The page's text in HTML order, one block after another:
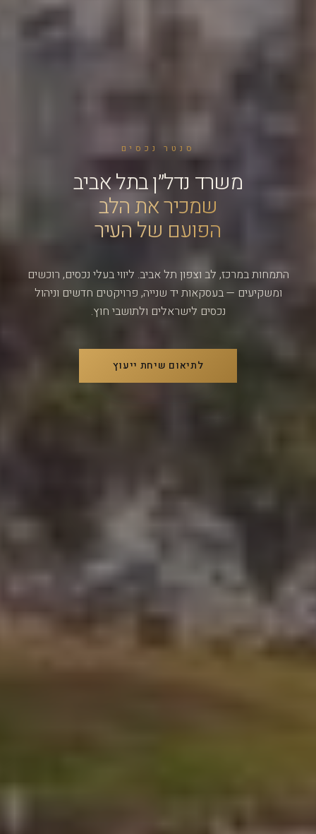
סנטר נכסים
משרד נדל״ן בתל אביב
שמכיר את הלב
הפועם של העיר
התמחות במרכז, לב וצפון תל אביב. ליווי בעלי נכסים, רוכשים
ומשקיעים — בעסקאות יד שנייה, פרויקטים חדשים וניהול
נכסים לישראלים ולתושבי חוץ.
לתיאום שיחת ייעוץ